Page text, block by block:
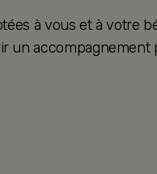
à vous et à votre
un accompagnement